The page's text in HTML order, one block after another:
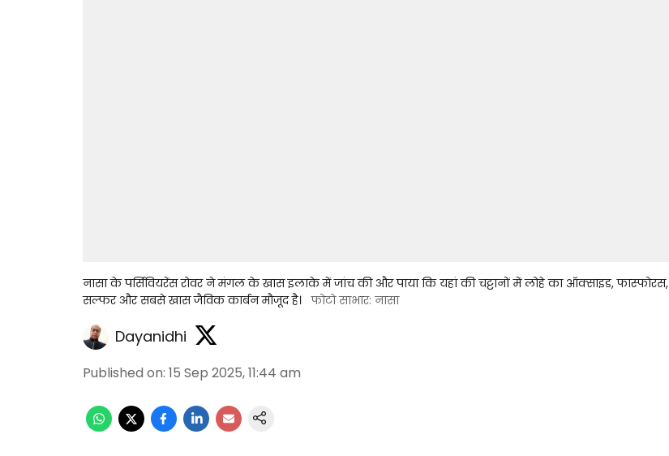
नासा के पर्सिवियरेंस रोवर ने मंगल के खास इलाके में जांच की और पाया कि यहां की चट्टानों में लोहे का ऑक्साइड, फास्फोरस,
सल्फर और सबसे खास जैविक कार्बन मौजूद है। फोटो साभार: नासा
Dayanidhi
Published on: 15 Sep 2025, 11:44 am